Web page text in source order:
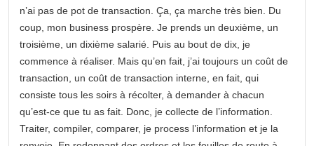
n’ai pas de pot de transaction. Ça, ça marche très bien. Du
coup, mon business prospère. Je prends un deuxième, un
troisième, un dixième salarié. Puis au bout de dix, je
commence à réaliser. Mais qu’en fait, j’ai toujours un coût de
transaction, un coût de transaction interne, en fait, qui
consiste tous les soirs à récolter, à demander à chacun
qu’est-ce que tu as fait. Donc, je collecte de l’information.
Traiter, compiler, comparer, je process l’information et je la